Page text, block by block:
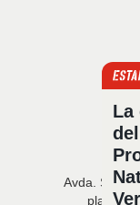
Avda. San
planta 5
La